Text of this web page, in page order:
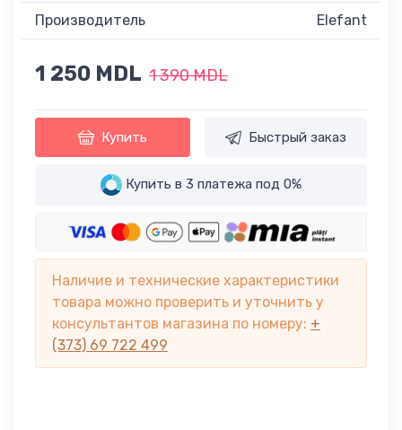
Производитель Elefant
1 250 MDL 1 390 MDL
Купить Быстрый заказ
Купить в 3 платежа под 0%
Наличие и технические характеристики
товара можно проверить и уточнить у
консультантов магазина по номеру: +
(373) 69 722 499